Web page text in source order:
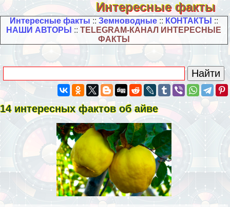
Интересные факты
Интересные факты :: Земноводные:: КОНТАКТЫ ::
НАШИ АВТОРЫ ::TELEGRAM-КАНАЛ ИНТЕРЕСНЫЕ
ФАКТЫ
14 интересных фактов об айве